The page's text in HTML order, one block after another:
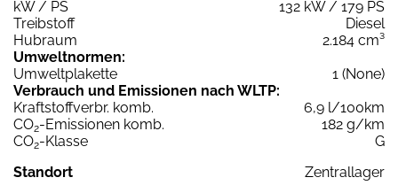
kW / PS
132 kW / 179 PS
Treibstoff
Diesel
Hubraum
2.184 cm³
Umweltnormen:
Umweltplakette
1 (None)
Verbrauch und Emissionen nach WLTP:
Kraftstoffverbr. komb.
6,9 l/100km
CO2-Emissionen komb.
182 g/km
CO2-Klasse
G
Standort
Zentrallager